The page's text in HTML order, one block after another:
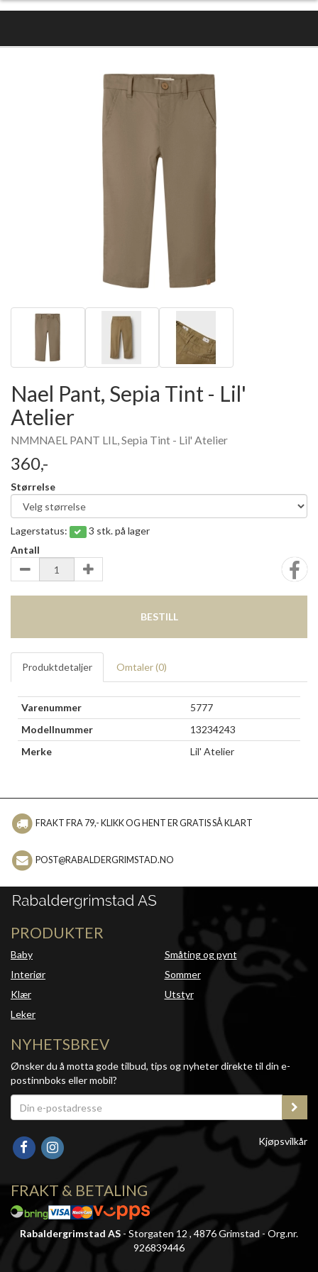
Nael Pant, Sepia Tint - Lil'
Atelier
NMMNAEL PANT LIL, Sepia Tint - Lil' Atelier
360,-
Størrelse
Lagerstatus:
3 stk. på lager
Antall
BESTILL
Produktdetaljer Omtaler (0)
Varenummer
5777
Modellnummer
13234243
Merke
Lil' Atelier
FRAKT FRA 79,- KLIKK OG HENT ER GRATIS SÅ KLART
POST@RABALDERGRIMSTAD.NO
PRODUKTER
Baby
Interiør
Klær
Leker
Småting og pynt
Sommer
Utstyr
NYHETSBREV
Ønsker du å motta gode tilbud, tips og nyheter direkte til din e-
postinnboks eller mobil?
Kjøpsvilkår
FRAKT & BETALING
Rabaldergrimstad AS - Storgaten 12 , 4876 Grimstad - Org.nr.
926839446